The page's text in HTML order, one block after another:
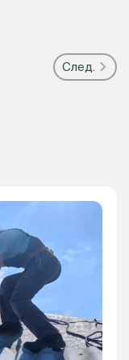
След.